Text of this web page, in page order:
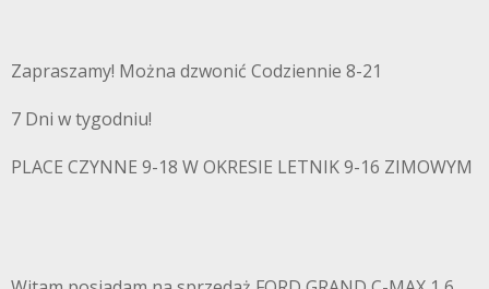
Zapraszamy! Można dzwonić Codziennie 8-21
7 Dni w tygodniu!
PLACE CZYNNE 9-18 W OKRESIE LETNIK 9-16 ZIMOWYM